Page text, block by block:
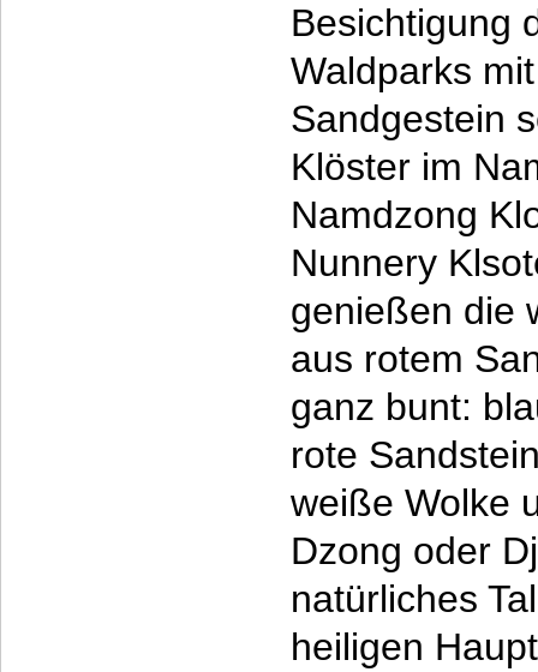
Besichtigung
Waldparks
Sandgestein
Klöster im
Namdzong
Nunnery
genießen die
aus rotem
ganz bunt:
rote
weiße Wolke
Dzong oder
natürliches
heiligen